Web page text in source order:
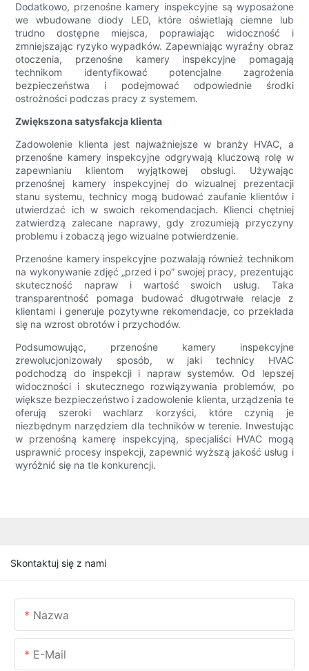
Dodatkowo, przenośne kamery inspekcyjne są wyposażone
we wbudowane diody LED, które oświetlają ciemne lub
trudno dostępne miejsca, poprawiając widoczność i
zmniejszając ryzyko wypadków. Zapewniając wyraźny obraz
otoczenia, przenośne kamery inspekcyjne pomagają
technikom identyfikować potencjalne zagrożenia
bezpieczeństwa i podejmować odpowiednie środki
ostrożności podczas pracy z systemem.
Zwiększona satysfakcja klienta
Zadowolenie klienta jest najważniejsze w branży HVAC, a
przenośne kamery inspekcyjne odgrywają kluczową rolę w
zapewnianiu klientom wyjątkowej obsługi. Używając
przenośnej kamery inspekcyjnej do wizualnej prezentacji
stanu systemu, technicy mogą budować zaufanie klientów i
utwierdzać ich w swoich rekomendacjach. Klienci chętniej
zatwierdzą zalecane naprawy, gdy zrozumieją przyczyny
problemu i zobaczą jego wizualne potwierdzenie.
Przenośne kamery inspekcyjne pozwalają również technikom
na wykonywanie zdjęć „przed i po” swojej pracy, prezentując
skuteczność napraw i wartość swoich usług. Taka
transparentność pomaga budować długotrwałe relacje z
klientami i generuje pozytywne rekomendacje, co przekłada
się na wzrost obrotów i przychodów.
Podsumowując, przenośne kamery inspekcyjne
zrewolucjonizowały sposób, w jaki technicy HVAC
podchodzą do inspekcji i napraw systemów. Od lepszej
widoczności i skutecznego rozwiązywania problemów, po
większe bezpieczeństwo i zadowolenie klienta, urządzenia te
oferują szeroki wachlarz korzyści, które czynią je
niezbędnym narzędziem dla techników w terenie. Inwestując
w przenośną kamerę inspekcyjną, specjaliści HVAC mogą
usprawnić procesy inspekcji, zapewnić wyższą jakość usług i
wyróżnić się na tle konkurencji.
Skontaktuj się z nami
Nazwa
E-Mail